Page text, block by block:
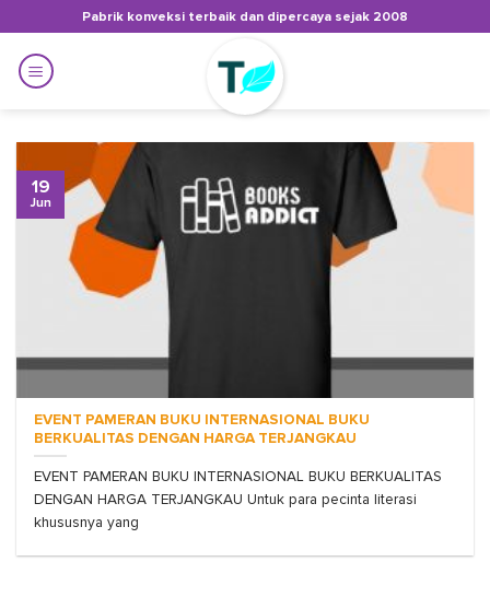
to
content
Pabrik konveksi terbaik dan dipercaya sejak 2008
EVENT PAMERAN BUKU INTERNASIONAL BUKU
BERKUALITAS DENGAN HARGA TERJANGKAU
EVENT PAMERAN BUKU INTERNASIONAL BUKU BERKUALITAS
DENGAN HARGA TERJANGKAU Untuk para pecinta literasi
khususnya yang
19
Jun